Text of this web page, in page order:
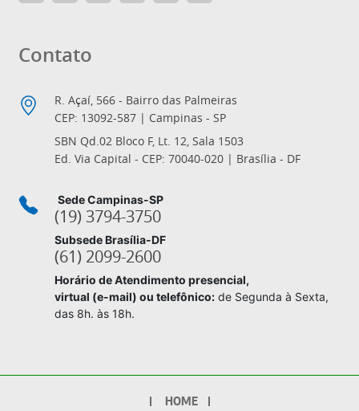
Contato
R. Açaí, 566 - Bairro das Palmeiras
CEP: 13092-587 | Campinas - SP
SBN Qd.02 Bloco F, Lt. 12, Sala 1503
Ed. Via Capital - CEP: 70040-020 | Brasília - DF
Sede Campinas-SP
(19) 3794-3750
Subsede Brasília-DF
(61) 2099-2600
Horário de Atendimento presencial,
virtual (e-mail) ou telefônico: de Segunda à Sexta,
das 8h. às 18h.
HOME